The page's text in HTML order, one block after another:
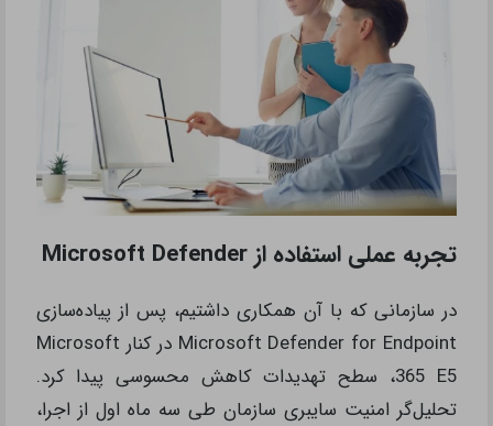
تجربه عملی استفاده از Microsoft Defender
در سازمانی که با آن همکاری داشتیم، پس از پیاده‌سازی
Microsoft Defender for Endpoint در کنار Microsoft
365 E5، سطح تهدیدات کاهش محسوسی پیدا کرد.
تحلیل‌گر امنیت سایبری سازمان طی سه ماه اول از اجرا،